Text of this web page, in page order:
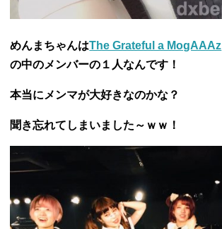
めんまちゃんはThe Grateful a MogAAAz
の中のメンバーの１人なんです！
本当にメンマが大好きなのかな？
聞き忘れてしまいました～ｗｗ！